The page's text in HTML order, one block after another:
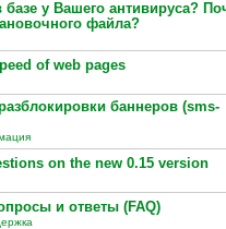
у Вашего антивируса?
файла?
of web pages
баннеров (sms-
on the new 0.15 version
и ответы (FAQ)